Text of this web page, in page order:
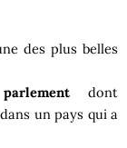
des plus belles
dont
un pays qui a